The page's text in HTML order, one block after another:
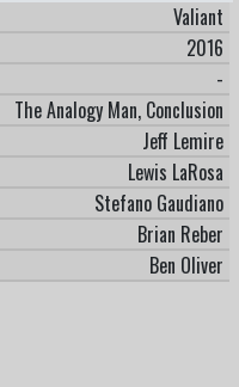
Valiant
2016
-
The Analogy Man, Conclusion
Jeff Lemire
Lewis LaRosa
Stefano Gaudiano
Brian Reber
Ben Oliver